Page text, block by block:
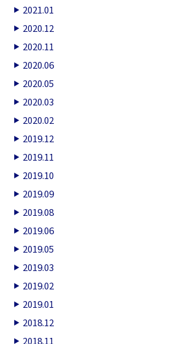
2021.01
2020.12
2020.11
2020.06
2020.05
2020.03
2020.02
2019.12
2019.11
2019.10
2019.09
2019.08
2019.06
2019.05
2019.03
2019.02
2019.01
2018.12
2018.11